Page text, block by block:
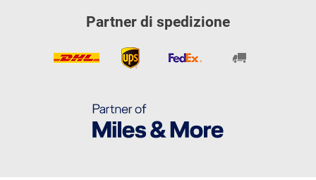
Partner di spedizione